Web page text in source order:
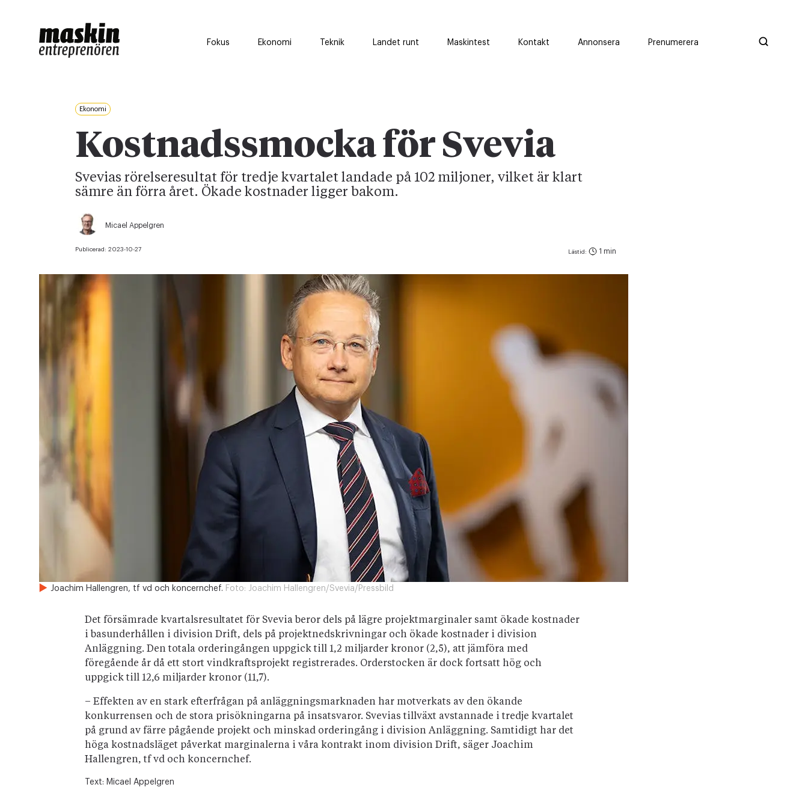
Fokus Ekonomi Teknik Landet runt Maskintest Kontakt Annonsera Prenumerera
Ekonomi
Kostnadssmocka för Svevia
Svevias rörelseresultat för tredje kvartalet landade på 102 miljoner, vilket är klart
sämre än förra året. Ökade kostnader ligger bakom.
Micael Appelgren
Publicerad: 2023-10-27 Lästid: 1 min
Joachim Hallengren, tf vd och koncernchef. Foto: Joachim Hallengren/Svevia/Pressbild
Det försämrade kvartalsresultatet för Svevia beror dels på lägre projektmarginaler samt ökade kostnader
i basunderhållen i division Drift, dels på projektnedskrivningar och ökade kostnader i division
Anläggning. Den totala orderingången uppgick till 1,2 miljarder kronor (2,5), att jämföra med
föregående år då ett stort vindkraftsprojekt registrerades. Orderstocken är dock fortsatt hög och
uppgick till 12,6 miljarder kronor (11,7).
– Effekten av en stark efterfrågan på anläggningsmarknaden har motverkats av den ökande
konkurrensen och de stora prisökningarna på insatsvaror. Svevias tillväxt avstannade i tredje kvartalet
på grund av färre pågående projekt och minskad orderingång i division Anläggning. Samtidigt har det
höga kostnadsläget påverkat marginalerna i våra kontrakt inom division Drift, säger Joachim
Hallengren, tf vd och koncernchef.
Text: Micael Appelgren